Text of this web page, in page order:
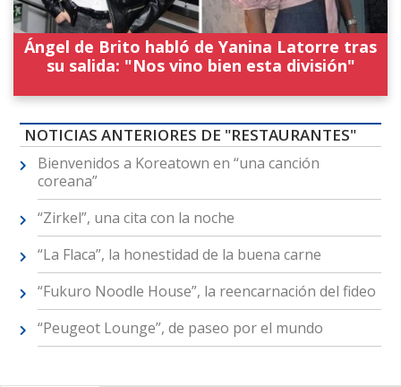
Ángel de Brito habló de Yanina Latorre tras
su salida: "Nos vino bien esta división"
NOTICIAS ANTERIORES DE "RESTAURANTES"
Bienvenidos a Koreatown en “una canción
coreana”
“Zirkel”, una cita con la noche
“La Flaca”, la honestidad de la buena carne
“Fukuro Noodle House”, la reencarnación del fideo
“Peugeot Lounge”, de paseo por el mundo